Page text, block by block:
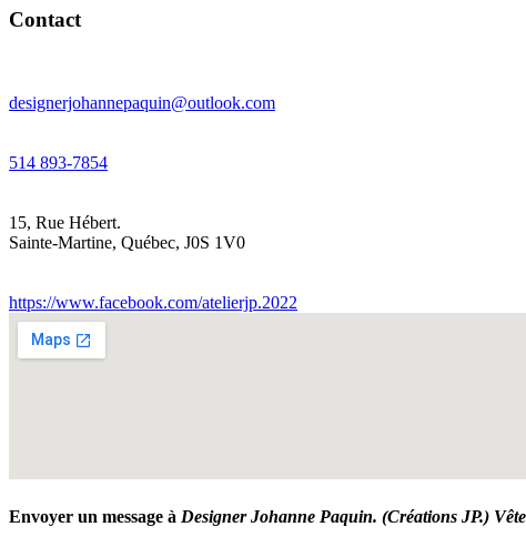
Contact
designerjohannepaquin@outlook.com
514 893-7854
15, Rue Hébert.
Sainte-Martine, Québec, J0S 1V0
https://www.facebook.com/atelierjp.2022
Envoyer un message à Designer Johanne Paquin. (Créations JP.)